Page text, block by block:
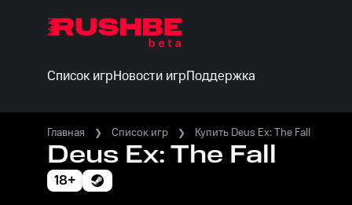
Список игрНовости игрПоддержка
Главная Список игр Купить Deus Ex: The Fall
Deus Ex: The Fall
18+